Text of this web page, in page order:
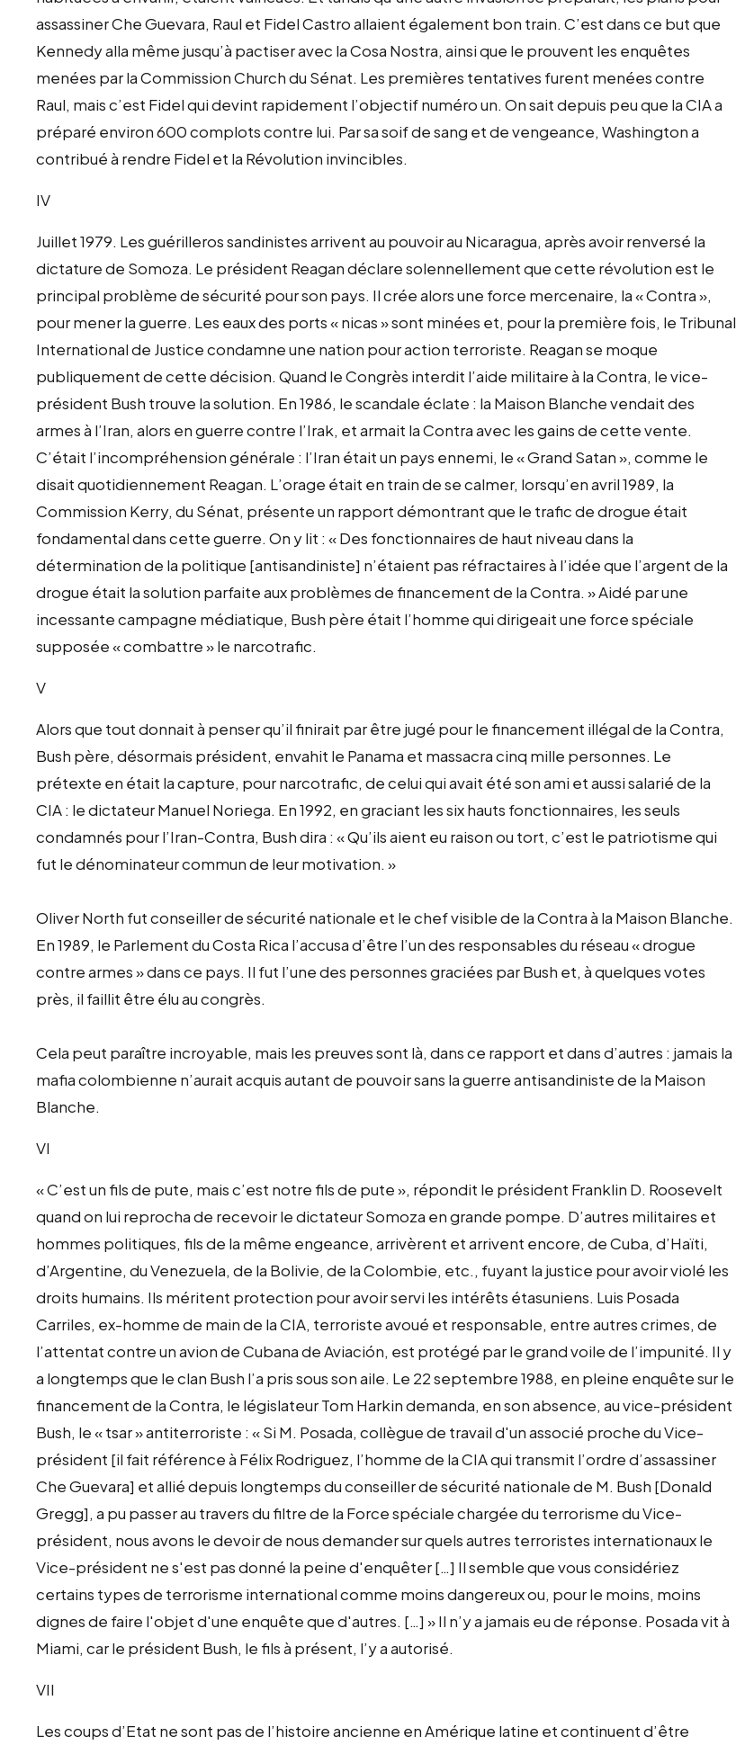
assassiner Che Guevara, Raul et Fidel Castro allaient également bon train. C’est dans ce but que
Kennedy alla même jusqu’à pactiser avec la Cosa Nostra, ainsi que le prouvent les enquêtes
menées par la Commission Church du Sénat. Les premières tentatives furent menées contre
Raul, mais c’est Fidel qui devint rapidement l’objectif numéro un. On sait depuis peu que la CIA a
préparé environ 600 complots contre lui. Par sa soif de sang et de vengeance, Washington a
contribué à rendre Fidel et la Révolution invincibles.
IV
Juillet 1979. Les guérilleros sandinistes arrivent au pouvoir au Nicaragua, après avoir renversé la
dictature de Somoza. Le président Reagan déclare solennellement que cette révolution est le
principal problème de sécurité pour son pays. Il crée alors une force mercenaire, la « Contra »,
pour mener la guerre. Les eaux des ports « nicas » sont minées et, pour la première fois, le Tribunal
International de Justice condamne une nation pour action terroriste. Reagan se moque
publiquement de cette décision. Quand le Congrès interdit l’aide militaire à la Contra, le vice-
président Bush trouve la solution. En 1986, le scandale éclate : la Maison Blanche vendait des
armes à l’Iran, alors en guerre contre l’Irak, et armait la Contra avec les gains de cette vente.
C’était l’incompréhension générale : l’Iran était un pays ennemi, le « Grand Satan », comme le
disait quotidiennement Reagan. L’orage était en train de se calmer, lorsqu’en avril 1989, la
Commission Kerry, du Sénat, présente un rapport démontrant que le trafic de drogue était
fondamental dans cette guerre. On y lit : « Des fonctionnaires de haut niveau dans la
détermination de la politique [antisandiniste] n’étaient pas réfractaires à l’idée que l’argent de la
drogue était la solution parfaite aux problèmes de financement de la Contra. » Aidé par une
incessante campagne médiatique, Bush père était l’homme qui dirigeait une force spéciale
supposée « combattre » le narcotrafic.
V
Alors que tout donnait à penser qu’il finirait par être jugé pour le financement illégal de la Contra,
Bush père, désormais président, envahit le Panama et massacra cinq mille personnes. Le
prétexte en était la capture, pour narcotrafic, de celui qui avait été son ami et aussi salarié de la
CIA : le dictateur Manuel Noriega. En 1992, en graciant les six hauts fonctionnaires, les seuls
condamnés pour l’Iran-Contra, Bush dira : « Qu’ils aient eu raison ou tort, c’est le patriotisme qui
fut le dénominateur commun de leur motivation. »
Oliver North fut conseiller de sécurité nationale et le chef visible de la Contra à la Maison Blanche.
En 1989, le Parlement du Costa Rica l’accusa d’être l’un des responsables du réseau « drogue
contre armes » dans ce pays. Il fut l’une des personnes graciées par Bush et, à quelques votes
près, il faillit être élu au congrès.
Cela peut paraître incroyable, mais les preuves sont là, dans ce rapport et dans d’autres : jamais la
mafia colombienne n’aurait acquis autant de pouvoir sans la guerre antisandiniste de la Maison
Blanche.
VI
« C’est un fils de pute, mais c’est notre fils de pute », répondit le président Franklin D. Roosevelt
quand on lui reprocha de recevoir le dictateur Somoza en grande pompe. D’autres militaires et
hommes politiques, fils de la même engeance, arrivèrent et arrivent encore, de Cuba, d’Haïti,
d’Argentine, du Venezuela, de la Bolivie, de la Colombie, etc., fuyant la justice pour avoir violé les
droits humains. Ils méritent protection pour avoir servi les intérêts étasuniens. Luis Posada
Carriles, ex-homme de main de la CIA, terroriste avoué et responsable, entre autres crimes, de
l’attentat contre un avion de Cubana de Aviación, est protégé par le grand voile de l’impunité. Il y
a longtemps que le clan Bush l’a pris sous son aile. Le 22 septembre 1988, en pleine enquête sur le
financement de la Contra, le législateur Tom Harkin demanda, en son absence, au vice-président
Bush, le « tsar » antiterroriste : « Si M. Posada, collègue de travail d'un associé proche du Vice-
président [il fait référence à Félix Rodriguez, l’homme de la CIA qui transmit l’ordre d’assassiner
Che Guevara] et allié depuis longtemps du conseiller de sécurité nationale de M. Bush [Donald
Gregg], a pu passer au travers du filtre de la Force spéciale chargée du terrorisme du Vice-
président, nous avons le devoir de nous demander sur quels autres terroristes internationaux le
Vice-président ne s'est pas donné la peine d'enquêter […] Il semble que vous considériez
certains types de terrorisme international comme moins dangereux ou, pour le moins, moins
dignes de faire l'objet d'une enquête que d'autres. […] » Il n’y a jamais eu de réponse. Posada vit à
Miami, car le président Bush, le fils à présent, l’y a autorisé.
VII
Les coups d’Etat ne sont pas de l’histoire ancienne en Amérique latine et continuent d’être